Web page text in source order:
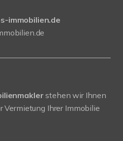
immobilien.de
stehen wir Ihnen
Vermietung Ihrer Immobilie